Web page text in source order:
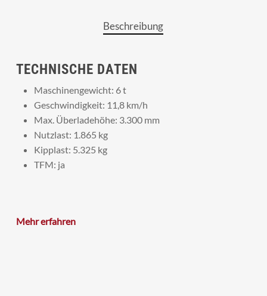
Beschreibung
TECHNISCHE DATEN
Maschinengewicht: 6 t
Geschwindigkeit: 11,8 km/h
Max. Überladehöhe: 3.300 mm
Nutzlast: 1.865 kg
Kipplast: 5.325 kg
TFM: ja
Mehr erfahren